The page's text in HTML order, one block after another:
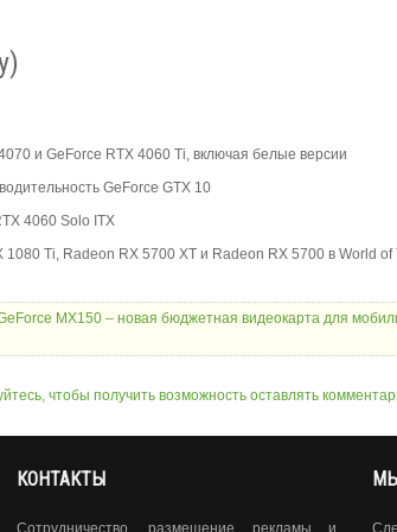
и GeForce RTX 4060 Ti, включая белые версии
GeForce GTX 10
4060 Solo ITX
Ti, Radeon RX 5700 XT и Radeon RX 5700 в World of
MX150 – новая бюджетная видеокарта для
чтобы получить возможность оставлять
КОНТАКТЫ
Сотрудничество, размещение рекламы и